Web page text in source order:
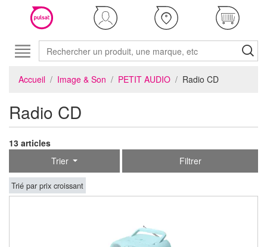
Accueil Image & Son PETIT AUDIO Radio CD
Radio CD
13 articles
Trier
Filtrer
Trié par prix croissant